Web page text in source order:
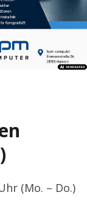
(Mo. – Do.)